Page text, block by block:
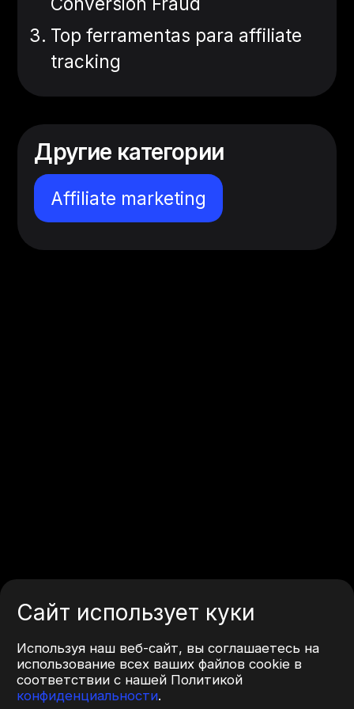
Сайт использует куки
Используя наш веб-сайт, вы соглашаетесь на
использование всех ваших файлов cookie в
соответствии с нашей Политикой
конфиденциальности.
Top ferramentas para affiliate
tracking
Другие категории
Affiliate marketing